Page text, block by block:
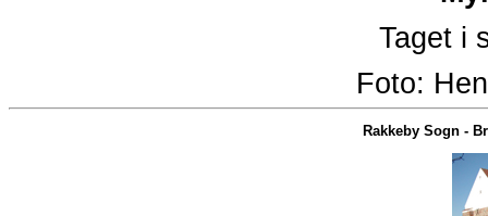
Taget i
Foto:
Rakkeby Sogn -